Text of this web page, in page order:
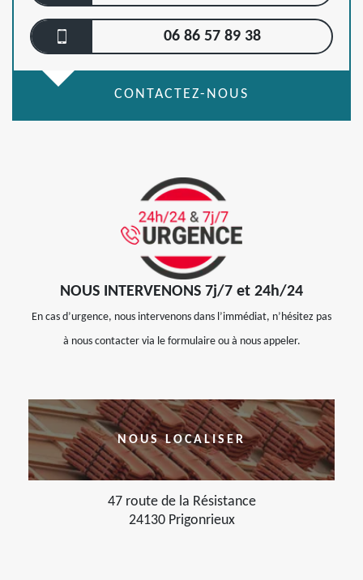
06 86 57 89 38
CONTACTEZ-NOUS
NOUS INTERVENONS 7j/7 et 24h/24
En cas d’urgence, nous intervenons dans l’immédiat, n’hésitez pas
à nous contacter via le formulaire ou à nous appeler.
NOUS LOCALISER
47 route de la Résistance
24130 Prigonrieux